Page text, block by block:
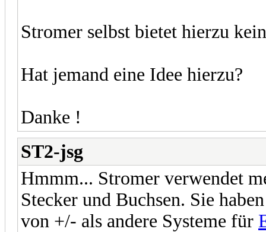
Stromer selbst bietet hierzu
Hat jemand eine Idee hierzu?
Danke !
ST2-jsg
Hmmm... Stromer verwendet
Stecker und Buchsen. Sie
von +/- als andere Systeme für